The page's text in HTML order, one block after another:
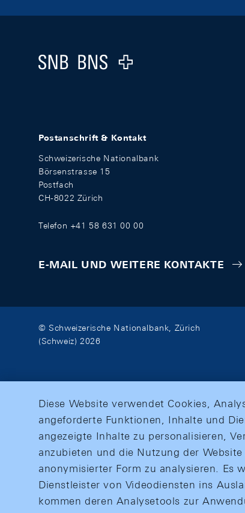
Logo
Postanschrift & Kontakt
Schweizerische Nationalbank
Börsenstrasse 15
Postfach
CH-8022 Zürich
Telefon +41 58 631 00 00
E-MAIL UND WEITERE KONTAKTE
© Schweizerische Nationalbank, Zürich
(Schweiz) 2026
Diese Website verwendet Cookies,
angeforderte Funktionen, Inhalte und
angezeigte Inhalte zu personalisieren,
anzubieten und die Nutzung der
anonymisierter Form zu analysieren. Es
Dienstleister von Videodiensten ins
kommen deren Analysetools zur